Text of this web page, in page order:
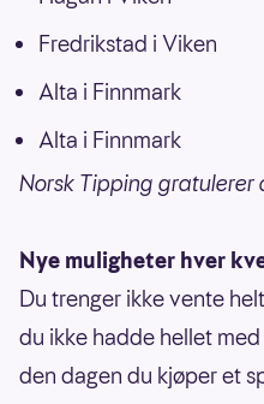
Fredrikstad i Viken
Alta i Finnmark
Alta i Finnmark
Norsk Tipping gratulerer
Nye muligheter hver
Du trenger ikke vente
du ikke hadde hellet
den dagen du kjøper et